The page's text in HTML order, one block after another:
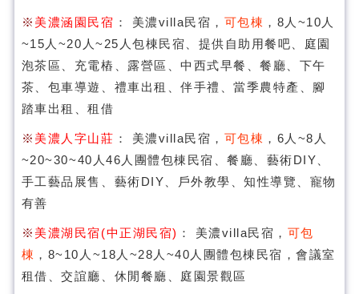
※ 美濃涵園民宿 ： 美濃villa民宿， 可包棟 ，8人~10人
~15人~20人~25人包棟民宿、提供自助用餐吧、庭園
泡茶區、充電樁、露營區、中西式早餐、餐廳、下午
茶、包車導遊、禮車出租、伴手禮、當季農特產、腳
踏車出租、租借
※ 美濃人字山莊 ： 美濃villa民宿， 可包棟 ，6人~8人
~20~30~40人46人團體包棟民宿、餐廳、藝術DIY、
手工藝品展售、藝術DIY、戶外教學、知性導覽、寵物
有善
※ 美濃湖民宿(中正湖民宿) ： 美濃villa民宿， 可包
棟 ，8~10人~18人~28人~40人團體包棟民宿，會議室
租借、交誼廳、休閒餐廳、庭園景觀區